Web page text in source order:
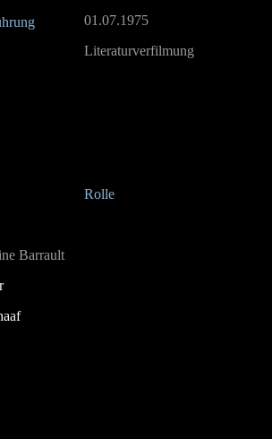
01.07.1975
Literaturverfilmung
Rolle
Barrault